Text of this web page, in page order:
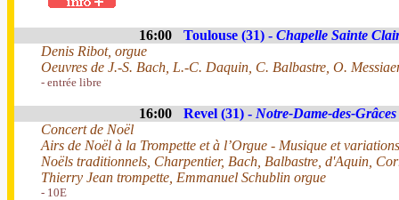
16:00 Toulouse (31) - Chapelle Sainte
Denis Ribot, orgue
Oeuvres de J.-S. Bach, L.-C. Daquin, C. Balbastre, O.
- entrée libre
16:00 Revel (31) - Notre-Dame-des-Grâces
Concert de Noël
Airs de Noël à la Trompette et à l’Orgue - Musique et
Noëls traditionnels, Charpentier, Bach, Balbastre, d'Aquin,
Thierry Jean trompette, Emmanuel Schublin orgue
- 10E